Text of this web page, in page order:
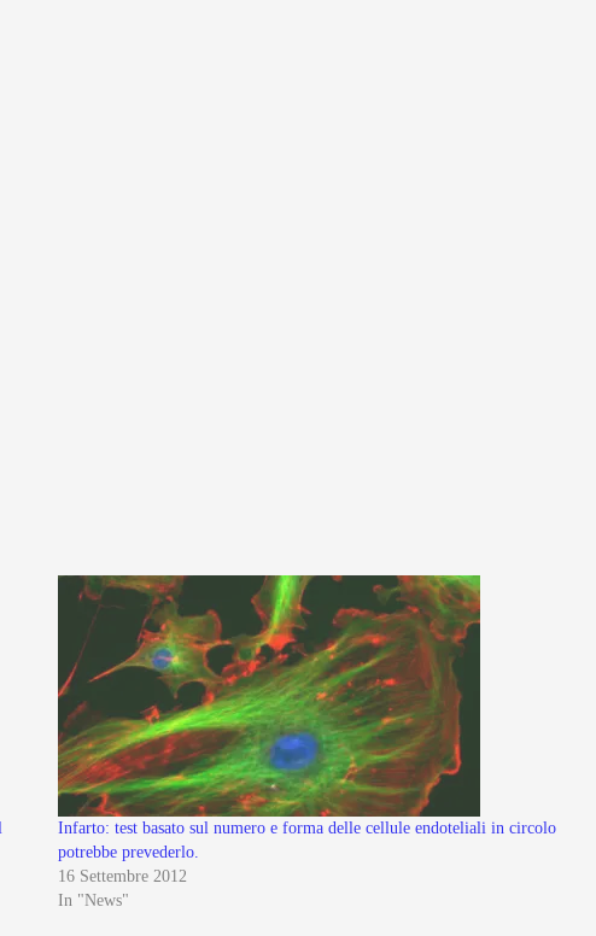
Infarto: test basato sul numero e forma delle cellule endoteliali in circolo
potrebbe prevederlo.
16 Settembre 2012
In "News"